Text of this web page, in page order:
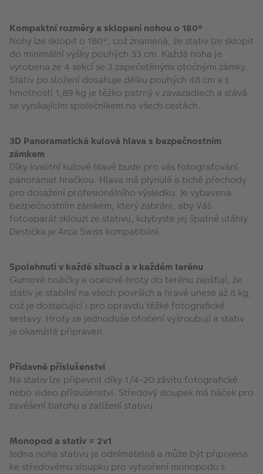
Kompaktní rozměry a sklopení nohou o 180°
Nohy lze sklopit o 180°, což znamená, že stativ lze sklopit
do minimální výšky pouhých 33 cm. Každá noha je
vyrobena ze 4 sekcí se 3 zapečetěnými otočnými zámky.
Stativ po složení dosahuje délku pouhých 48 cm a s
hmotností 1,89 kg je těžko patrný v zavazadlech a stává
se vynikajícím společníkem na všech cestách.
3D Panoramatická kulová hlava s bezpečnostním
zámkem
Díky kvalitní kulové hlavě bude pro vás fotografování
panoramat hračkou. Hlava má plynulé a tiché přechody
pro dosažení profesionálního výsledku. Je vybavena
bezpečnostním zámkem, který zabráni, aby Váš
fotoaparát sklouzl ze stativu, kdybyste jej špatně utáhly.
Destička je Arca Swiss kompatibilní.
Spolehnutí v každé situaci a v každém terénu
Gumové nožičky a ocelové hroty do terénu zajišťují, že
stativ je stabilní na všech površích a hravě unese až 8 kg,
což je dostačující i pro opravdu těžké fotografické
sestavy. Hroty se jednoduše otočení vyšroubují a stativ
je okamžitě připraven.
Přídavné příslušenství
Na stativ lze připevnit díky 1/4-20 závitu fotografické
nebo video příslušenství. Středový sloupek má háček pro
zavěšení batohu a zatížení stativu.
Monopod a stativ = 2v1
Jedna noha stativu je odnímatelná a může být připojena
ke středovému sloupku pro vytvoření monopodu s